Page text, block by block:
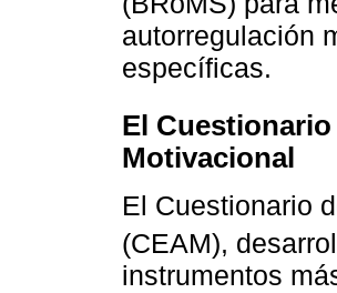
autorregulación
específicas.
El
Motivacional
El Cuestionario
(CEAM),
instrumentos